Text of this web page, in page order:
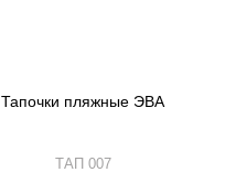
Тапочки пляжные ЭВА
ТАП 007